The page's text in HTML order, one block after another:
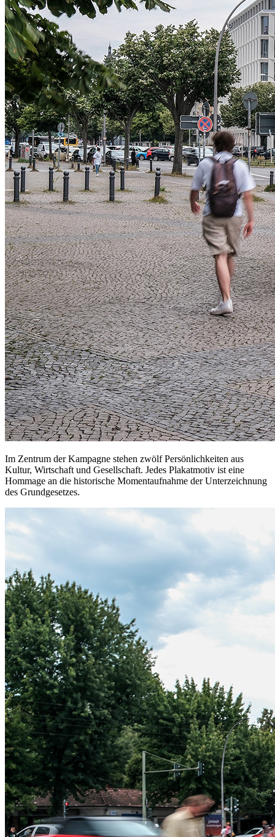
Im Zentrum der Kampagne stehen zwölf Persönlichkeiten aus
Kultur, Wirtschaft und Gesellschaft. Jedes Plakatmotiv ist eine
Hommage an die historische Momentaufnahme der Unterzeichnung
des Grundgesetzes.